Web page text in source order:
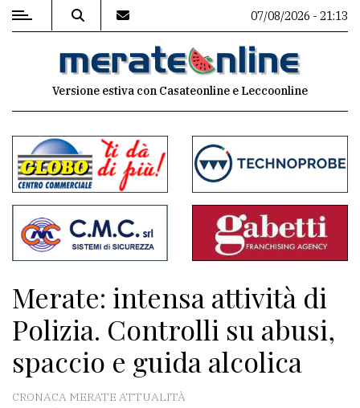
MENU
commenti
Contenuti
del
sito
Associazioni
Meteo
CONTATTI
07/08/2026 - 21:13
Versione estiva con Casateonline e Leccoonline
Merate: intensa attività di
Polizia. Controlli su abusi,
spaccio e guida alcolica
CRONACA MERATE ATTUALITÀ